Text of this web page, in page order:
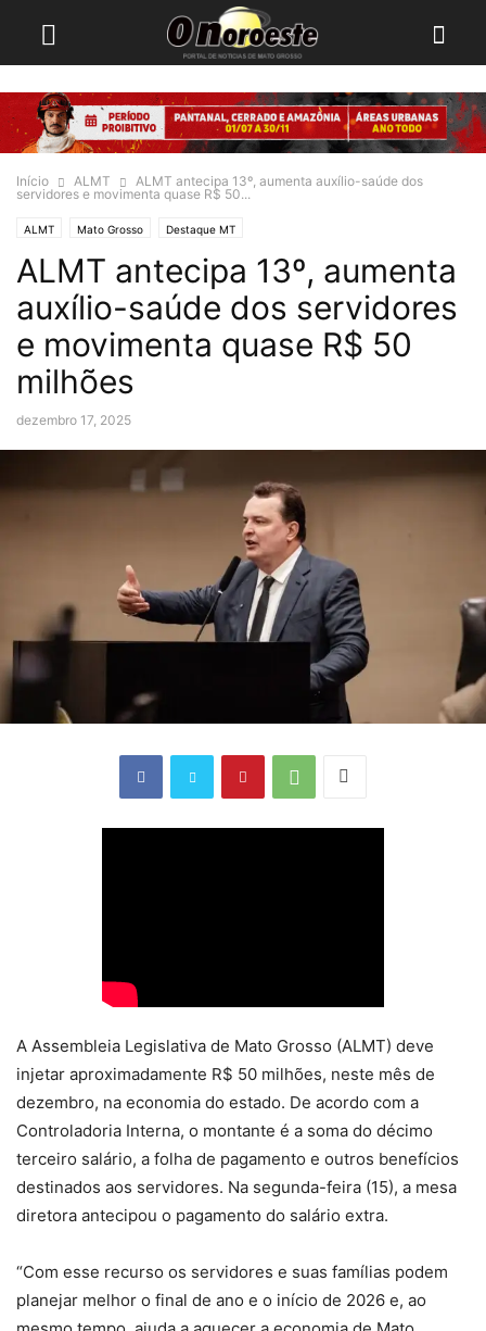
Início ALMT
ALMT antecipa 13º, aumenta auxílio-saúde dos
servidores e movimenta quase R$ 50...
ALMT Mato Grosso Destaque MT
ALMT antecipa 13º, aumenta
auxílio-saúde dos servidores
e movimenta quase R$ 50
milhões
dezembro 17, 2025
A Assembleia Legislativa de Mato Grosso (ALMT) deve
injetar aproximadamente R$ 50 milhões, neste mês de
dezembro, na economia do estado. De acordo com a
Controladoria Interna, o montante é a soma do décimo
terceiro salário, a folha de pagamento e outros benefícios
destinados aos servidores. Na segunda-feira (15), a mesa
diretora antecipou o pagamento do salário extra.
“Com esse recurso os servidores e suas famílias podem
planejar melhor o final de ano e o início de 2026 e, ao